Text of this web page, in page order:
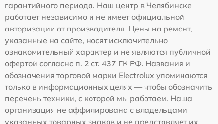
гарантийного периода. Наш центр в Челябинске
работает независимо и не имеет официальной
авторизации от производителя. Цены на ремонт,
указанные на сайте, носят исключительно
ознакомительный характер и не являются публичной
офертой согласно п. 2 ст. 437 ГК РФ. Названия и
обозначения торговой марки Electrolux упоминаются
только в информационных целях — чтобы обозначить
перечень техники, с которой мы работаем. Наша
организация не аффилирована с владельцами
указанных товарных знаков и не представляет их